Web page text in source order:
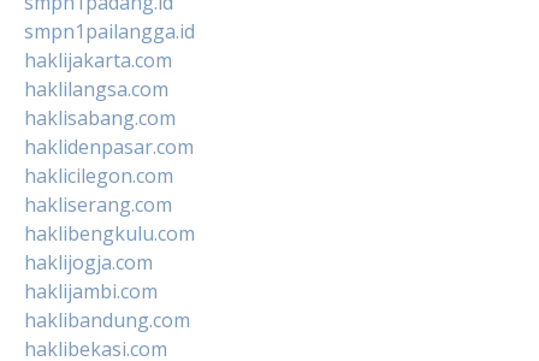
smpn1pailangga.id
haklijakarta.com
haklilangsa.com
haklisabang.com
haklidenpasar.com
haklicilegon.com
hakliserang.com
haklibengkulu.com
haklijogja.com
haklijambi.com
haklibandung.com
haklibekasi.com